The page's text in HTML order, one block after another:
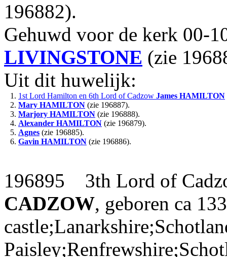
196882).
Gehuwd voor de kerk 00-
LIVINGSTONE (zie
Uit dit huwelijk:
1. 1st Lord Hamilton en 6th Lord of Cadzow James HAMILTON
2. Mary HAMILTON (zie 196887).
3. Marjory HAMILTON (zie 196888).
4. Alexander HAMILTON (zie 196879).
5. Agnes (zie 196885).
6. Gavin HAMILTON (zie 196886).
196895 3th Lord of
CADZOW, geboren ca